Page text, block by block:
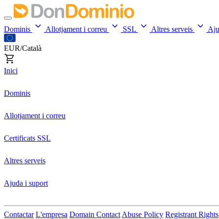
Dominis Allotjament i correu SSL Altres serveis
EUR/Català
Inici
Dominis
Allotjament i correu
Certificats SSL
Altres serveis
Ajuda i suport
Contactar L'empresa Domain Contact Abuse Policy Registrant Rights